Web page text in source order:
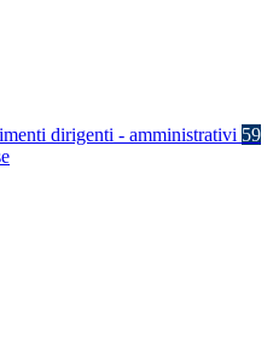
dirigenti - amministrativi 59